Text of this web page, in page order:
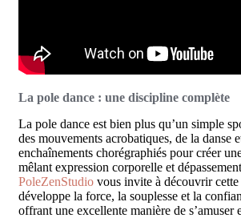
La pole dance : une discipline complète
La pole dance est bien plus qu’un simple
des mouvements acrobatiques, de la danse
enchaînements chorégraphiés pour créer
mêlant expression corporelle et
PoleZenStudio vous invite à découvrir
développe la force, la souplesse et la
offrant une excellente manière de s’amuser